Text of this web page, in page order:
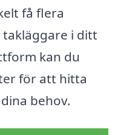
få flera
i ditt
kan du
för att hitta
behov.